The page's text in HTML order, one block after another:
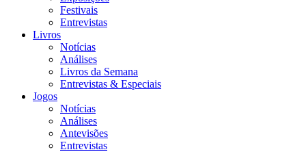
Festivais
Entrevistas
Livros
Notícias
Análises
Livros da Semana
Entrevistas & Especiais
Jogos
Notícias
Análises
Antevisões
Entrevistas